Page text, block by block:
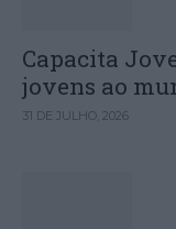
Capacita
jovens ao
31 DE JULHO, 2026